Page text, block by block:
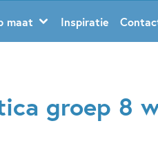
maat Inspiratie
groep 8